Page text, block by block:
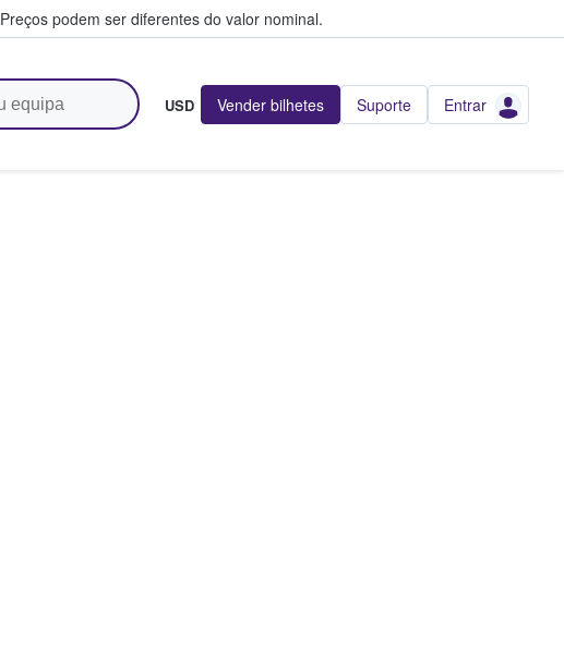
Preços podem ser diferentes do valor nominal.
USD Vender bilhetes Suporte Entrar